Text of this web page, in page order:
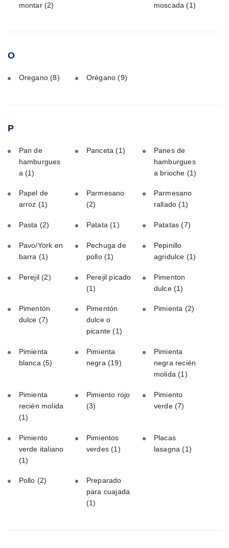
montar (2)
moscada(1)
O
Oregano(8) Orégano(9)
P
Pan de
hamburgues
a (1)
Panceta(1)
Panes de
hamburgues
a brioche (1)
Papel de
arroz (1)
Parmesano
(2)
Parmesano
rallado(1)
Pasta (2) Patata(1) Patatas(7)
Pavo/York en
barra (1)
Pechuga de
pollo (1)
Pepinillo
agridulce (1)
Perejil(2)
Perejil picado
(1)
Pimenton
dulce(1)
Pimentón
dulce (7)
Pimentón
dulce o
picante(1)
Pimienta (2)
Pimienta
blanca (5)
Pimienta
negra (19)
Pimienta
negra recién
molida(1)
Pimienta
recién molida
(1)
Pimiento rojo
(3)
Pimiento
verde(7)
Pimiento
verde italiano
(1)
Pimientos
verdes(1)
Placas
lasagna(1)
Pollo (2)
Preparado
para cuajada
(1)